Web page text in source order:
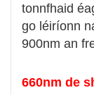
tonnfhaid
go léiríonn
900nm an
660nm de